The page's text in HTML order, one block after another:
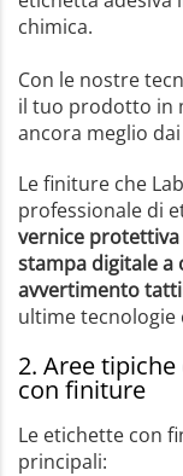
chimica.
Con le nostre
il tuo prodotto in
ancora meglio
Le finiture che
professionale di
vernice protettiva
stampa digitale a
avvertimento
ultime tecnologie
2. Aree
con finiture
Le etichette con
principali: